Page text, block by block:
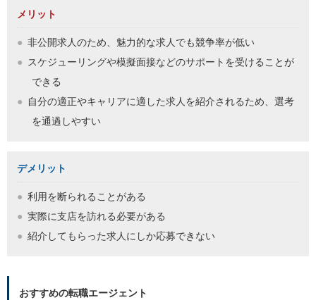
メリット
非公開求人のため、魅力的な求人でも競争率が低い
スケジューリングや模擬面接などのサポートを受けることが
できる
自分の適正やキャリアに適した求人を紹介されるため、選考
を通過しやすい
デメリット
利用を断られることがある
実際に支店を訪れる必要がある
紹介してもらった求人にしか応募できない
おすすめの転職エージェント